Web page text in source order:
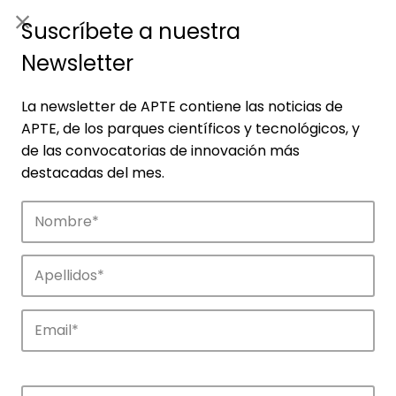
Noticias
Suscríbete a nuestra
Newsletter
La newsletter de APTE contiene las noticias de
APTE, de los parques científicos y tecnológicos, y
de las convocatorias de innovación más
destacadas del mes.